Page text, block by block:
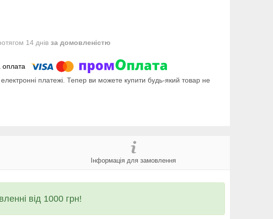
14 днів за домовленістю
електронні платежі. Тепер ви можете купити будь-який товар не
Інформація для замовлення
від 1000 грн!